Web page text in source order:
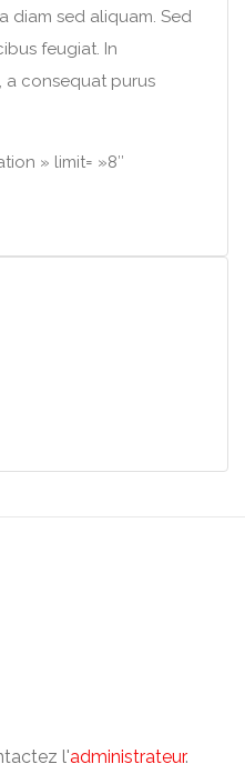
diam sed aliquam. Sed
feugiat. In
a consequat purus
» limit= »8″
l'administrateur.